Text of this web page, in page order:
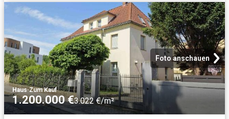
Foto anschauen
Haus·Zum Kauf
1.200.000 €3.022 €/m²